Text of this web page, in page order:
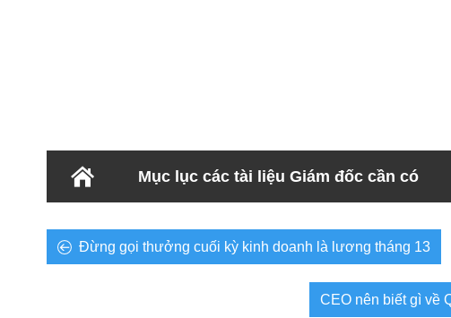
Mục lục các tài liệu Giám đốc cần có
Đừng gọi thưởng cuối kỳ kinh doanh là lương tháng 13
CEO nên biết gì về